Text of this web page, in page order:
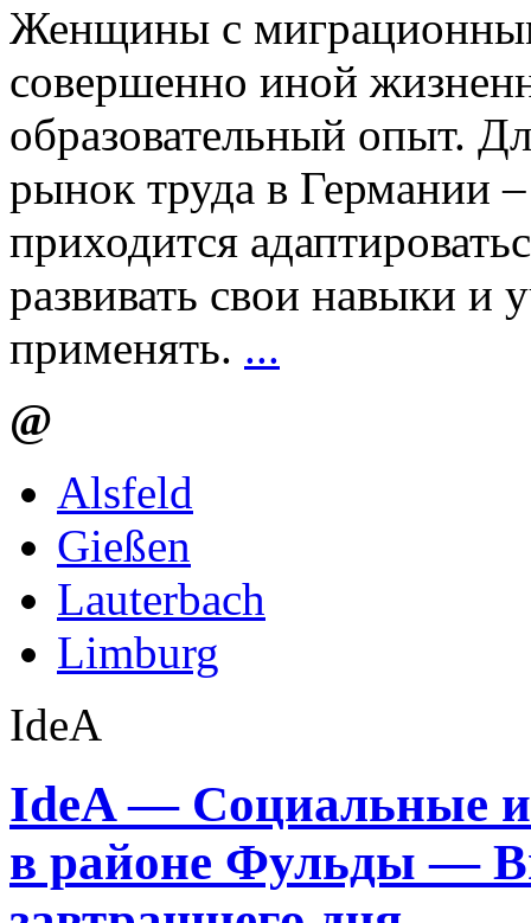
Женщины с
совершенно иной
образовательный опыт.
рынок труда в Германии
приходится
развивать свои навыки и
применять. ...
@
Alsfeld
Gießen
Lauterbach
Limburg
IdeA
IdeA — Социальные и
в районе Фульды —